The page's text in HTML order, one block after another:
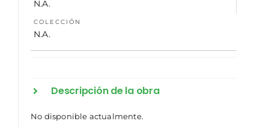
N.A.
COLECCIÓN
N.A.
Descripción de la obra
No disponible actualmente.